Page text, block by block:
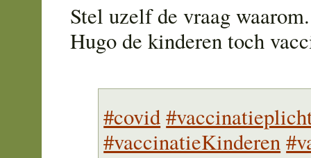
Stel uzelf de vraag
Hugo de kinderen toch
#covid
#vaccinatieKinderen